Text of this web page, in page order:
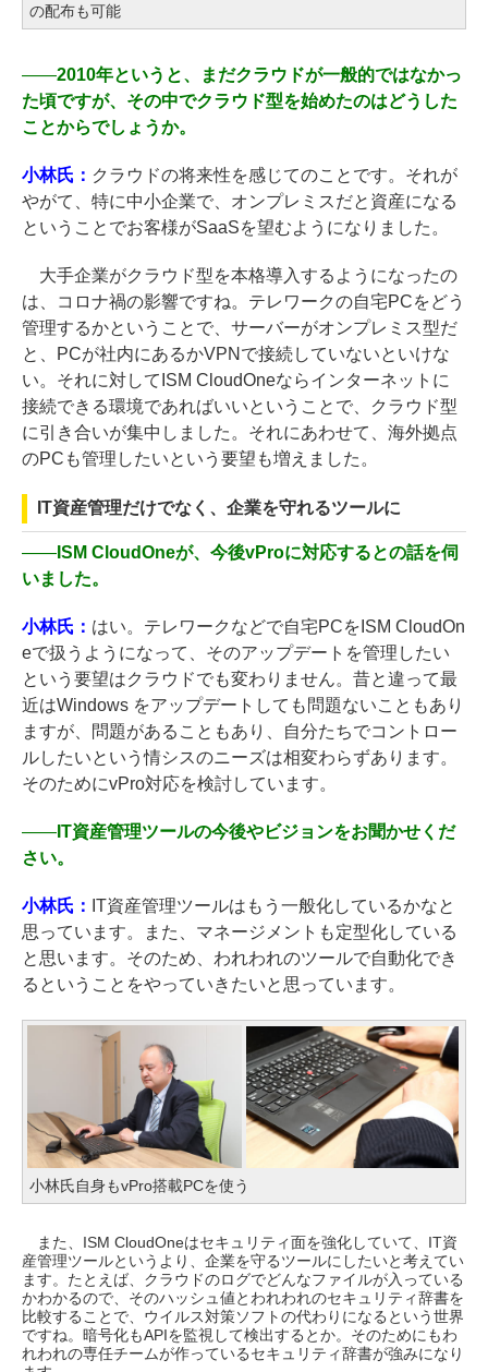
の配布も可能
――2010年というと、まだクラウドが一般的ではなかっ
た頃ですが、その中でクラウド型を始めたのはどうした
ことからでしょうか。
小林氏： クラウドの将来性を感じてのことです。それが
やがて、特に中小企業で、オンプレミスだと資産になる
ということでお客様がSaaSを望むようになりました。
大手企業がクラウド型を本格導入するようになったの
は、コロナ禍の影響ですね。テレワークの自宅PCをどう
管理するかということで、サーバーがオンプレミス型だ
と、PCが社内にあるかVPNで接続していないといけな
い。それに対してISM CloudOneならインターネットに
接続できる環境であればいいということで、クラウド型
に引き合いが集中しました。それにあわせて、海外拠点
のPCも管理したいという要望も増えました。
IT資産管理だけでなく、企業を守れるツールに
――ISM CloudOneが、今後vProに対応するとの話を伺
いました。
小林氏： はい。テレワークなどで自宅PCをISM CloudOn
eで扱うようになって、そのアップデートを管理したい
という要望はクラウドでも変わりません。昔と違って最
近はWindows をアップデートしても問題ないこともあり
ますが、問題があることもあり、自分たちでコントロー
ルしたいという情シスのニーズは相変わらずあります。
そのためにvPro対応を検討しています。
――IT資産管理ツールの今後やビジョンをお聞かせくだ
さい。
小林氏： IT資産管理ツールはもう一般化しているかなと
思っています。また、マネージメントも定型化している
と思います。そのため、われわれのツールで自動化でき
るということをやっていきたいと思っています。
小林氏自身もvPro搭載PCを使う
また、ISM CloudOneはセキュリティ面を強化していて、IT資
産管理ツールというより、企業を守るツールにしたいと考えてい
ます。たとえば、クラウドのログでどんなファイルが入っている
かわかるので、そのハッシュ値とわれわれのセキュリティ辞書を
比較することで、ウイルス対策ソフトの代わりになるという世界
ですね。暗号化もAPIを監視して検出するとか。そのためにもわ
れわれの専任チームが作っているセキュリティ辞書が強みになり